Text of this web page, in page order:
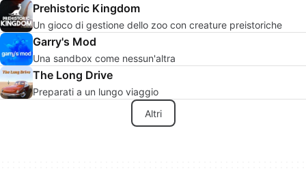
Prehistoric Kingdom
Un gioco di gestione dello zoo con creature preistoriche
Garry's Mod
Una sandbox come nessun'altra
The Long Drive
Preparati a un lungo viaggio
Altri